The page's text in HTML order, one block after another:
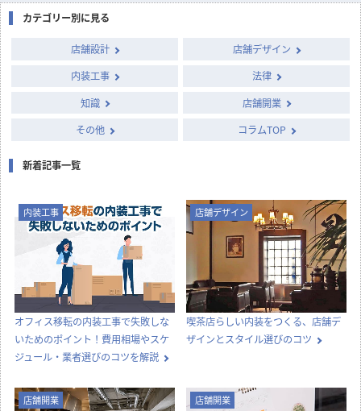
カテゴリー別に見る
店舗設計
店舗デザイン
内装工事
法律
知識
店舗開業
その他
コラムTOP
新着記事一覧
内装工事
オフィス移転の内装工事で失敗しな
いためのポイント！費用相場やスケ
ジュール・業者選びのコツを解説
店舗デザイン
喫茶店らしい内装をつくる、店舗デ
ザインとスタイル選びのコツ
店舗開業 店舗開業